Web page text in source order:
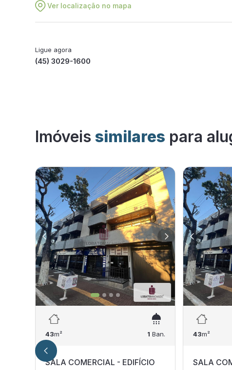
Ver localização no mapa
Ligue agora
(45) 3029-1600
Imóveis similares para
43m² 1 Ban.
SALA COMERCIAL - EDIFÍCIO
43m²
SALA